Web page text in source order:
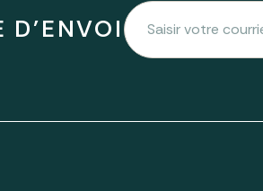
D'ENVOI